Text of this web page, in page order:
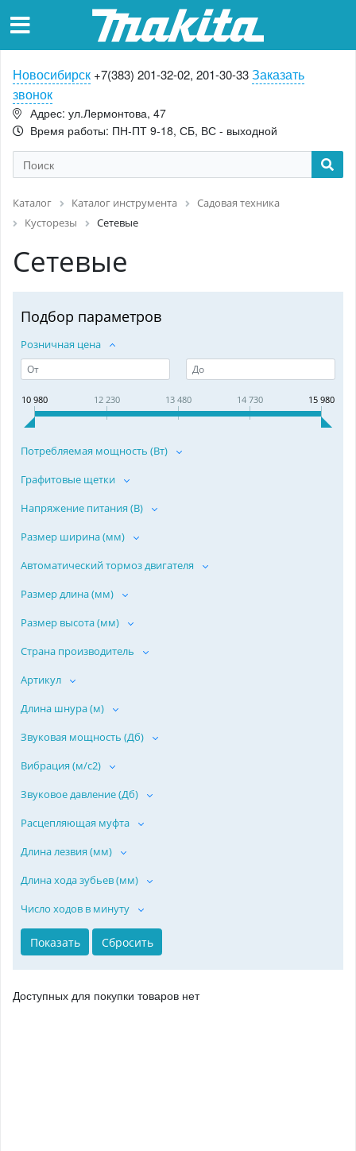
Новосибирск +7(383) 201-32-02, 201-30-33Заказать
звонок
Адрес: ул.Лермонтова, 47
Время работы: ПН-ПТ 9-18, СБ, ВС - выходной
Каталог Каталог инструмента
Садовая техника
Кусторезы
Сетевые
Сетевые
Подбор параметров
Розничная цена
10 980 12 230 13 480 14 730 15 980
Потребляемая мощность (Вт)
Графитовые щетки
Напряжение питания (В)
Размер ширина (мм)
Автоматический тормоз двигателя
Размер длина (мм)
Размер высота (мм)
Страна производитель
Артикул
Длина шнура (м)
Звуковая мощность (Дб)
Вибрация (м/с2)
Звуковое давление (Дб)
Расцепляющая муфта
Длина лезвия (мм)
Длина хода зубьев (мм)
Число ходов в минуту
Доступных для покупки товаров нет